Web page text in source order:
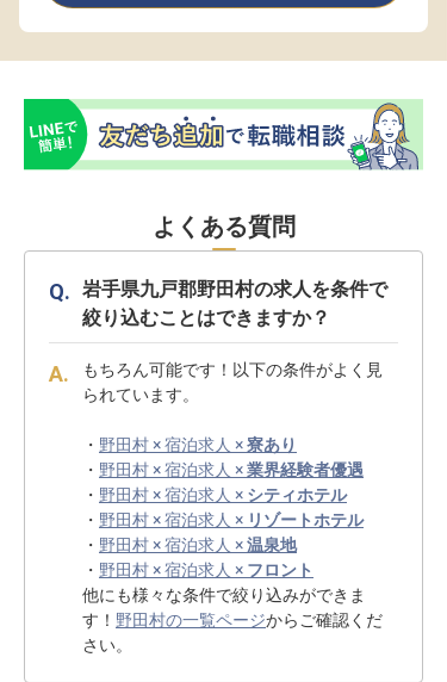
よくある質問
岩手県九戸郡野田村の求人を条件で
絞り込むことはできますか？
もちろん可能です！以下の条件がよく見
られています。
・ 野田村 × 宿泊求人 ×寮あり
・ 野田村 × 宿泊求人 ×業界経験者優遇
・ 野田村 × 宿泊求人 × シティホテル
・ 野田村 × 宿泊求人 × リゾートホテル
・ 野田村 × 宿泊求人 ×温泉地
・ 野田村 × 宿泊求人 × フロント
他にも様々な条件で絞り込みができま
す！ 野田村の一覧ページからご確認くだ
さい。